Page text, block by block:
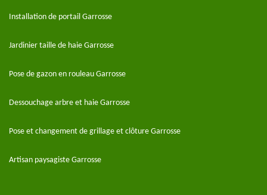
Installation de portail Garrosse
Jardinier taille de haie Garrosse
Pose de gazon en rouleau Garrosse
Dessouchage arbre et haie Garrosse
Pose et changement de grillage et clôture Garrosse
Artisan paysagiste Garrosse